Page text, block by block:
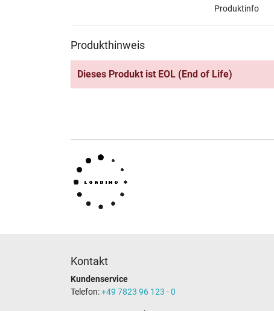
Produktinfo
Produkthinweis
Dieses Produkt ist EOL (End of Life)
Kontakt
Kundenservice
Telefon:+49 7823 96 123 - 0